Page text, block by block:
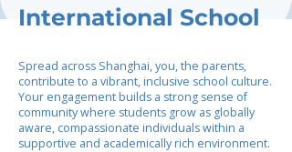
International School
Spread across Shanghai, you, the parents,
contribute to a vibrant, inclusive school culture.
Your engagement builds a strong sense of
community where students grow as globally
aware, compassionate individuals within a
supportive and academically rich environment.